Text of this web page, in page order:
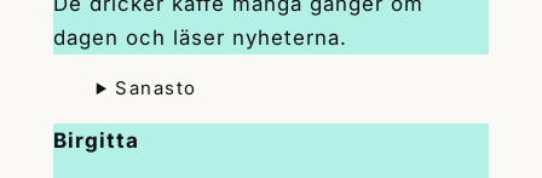
dagen och läser nyheterna.
Sanasto
Birgitta